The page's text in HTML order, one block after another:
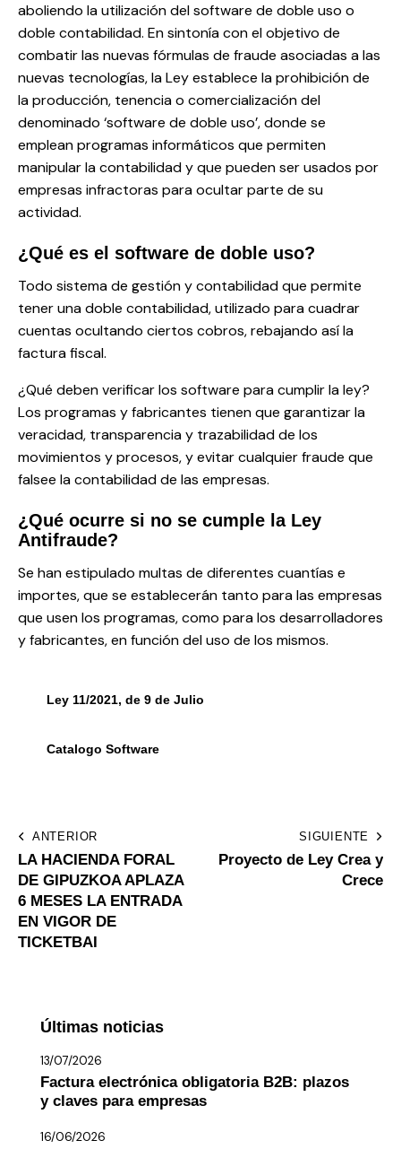
aboliendo la utilización del software de doble uso o
doble contabilidad. En sintonía con el objetivo de
combatir las nuevas fórmulas de fraude asociadas a las
nuevas tecnologías, la Ley establece la prohibición de
la producción, tenencia o comercialización del
denominado ‘software de doble uso’, donde se
emplean programas informáticos que permiten
manipular la contabilidad y que pueden ser usados por
empresas infractoras para ocultar parte de su
actividad.
¿Qué es el software de doble uso?
Todo sistema de gestión y contabilidad que permite
tener una doble contabilidad, utilizado para cuadrar
cuentas ocultando ciertos cobros, rebajando así la
factura fiscal.
¿Qué deben verificar los software para cumplir la ley?
Los programas y fabricantes tienen que garantizar la
veracidad, transparencia y trazabilidad de los
movimientos y procesos, y evitar cualquier fraude que
falsee la contabilidad de las empresas.
¿Qué ocurre si no se cumple la Ley
Antifraude?
Se han estipulado multas de diferentes cuantías e
importes, que se establecerán tanto para las empresas
que usen los programas, como para los desarrolladores
y fabricantes, en función del uso de los mismos.
Ley 11/2021, de 9 de Julio
Catalogo Software
ANTERIOR
LA HACIENDA FORAL
DE GIPUZKOA APLAZA
6 MESES LA ENTRADA
EN VIGOR DE
TICKETBAI
SIGUIENTE
Proyecto de Ley Crea y
Crece
Últimas noticias
13/07/2026
Factura electrónica obligatoria B2B: plazos
y claves para empresas
16/06/2026